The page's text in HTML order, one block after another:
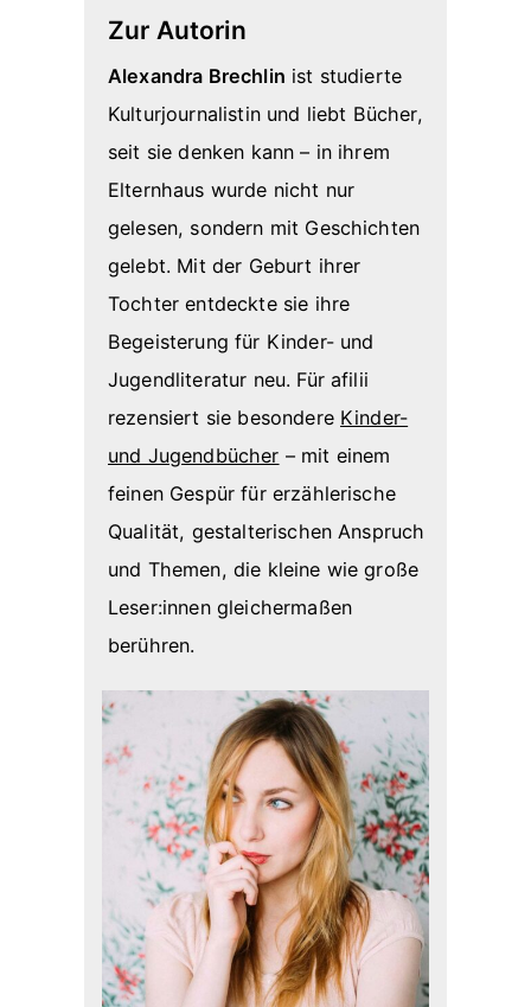
Zur Autorin
Alexandra Brechlin ist studierte
Kulturjournalistin und liebt Bücher,
seit sie denken kann – in ihrem
Elternhaus wurde nicht nur
gelesen, sondern mit Geschichten
gelebt. Mit der Geburt ihrer
Tochter entdeckte sie ihre
Begeisterung für Kinder- und
Jugendliteratur neu. Für afilii
rezensiert sie besondere Kinder-
und Jugendbücher – mit einem
feinen Gespür für erzählerische
Qualität, gestalterischen Anspruch
und Themen, die kleine wie große
Leser:innen gleichermaßen
berühren.